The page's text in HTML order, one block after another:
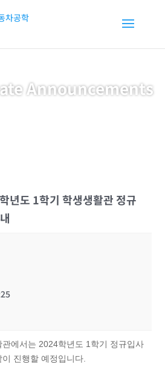
Announcements
년도 1학기 학생생활관 정규
에서는 2024학년도 1학기 정규입사
진행할 예정입니다.